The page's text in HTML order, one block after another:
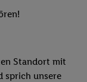
Standort mit
sprich unsere